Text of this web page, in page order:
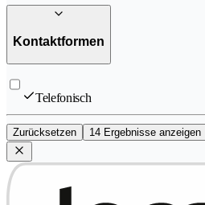
Kontaktformen
Telefonisch
Zurücksetzen 14 Ergebnisse anzeigen